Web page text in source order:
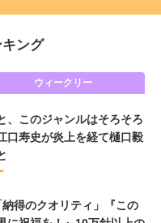
ング
ウィークリー
、このジャンルはそろそろ
口寿史が炎上を経て樋口毅
得のクオリティ」『この